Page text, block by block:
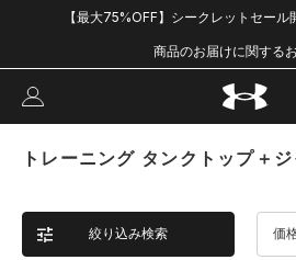
【最大75%OFF】シークレットセール
商品のお届けに関する
トレーニング タンクトップ＋
絞り込み検索 価